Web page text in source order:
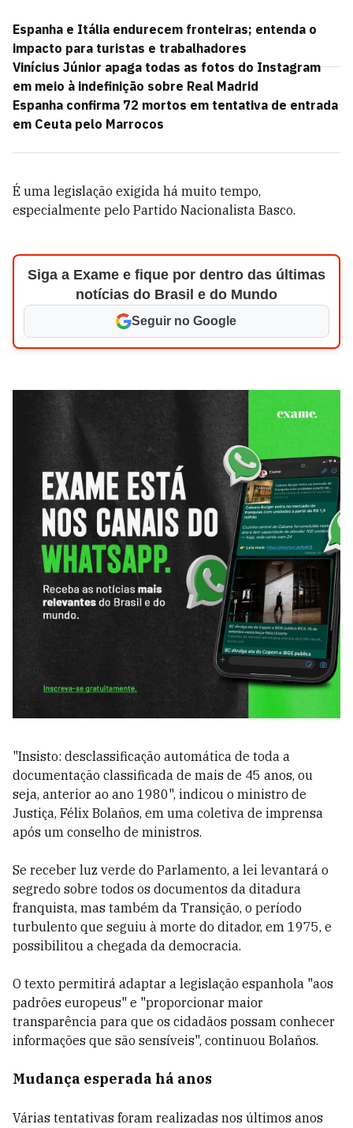
Espanha e Itália endurecem fronteiras; entenda o
impacto para turistas e trabalhadores
Vinícius Júnior apaga todas as fotos do Instagram
em meio à indefinição sobre Real Madrid
Espanha confirma 72 mortos em tentativa de entrada
em Ceuta pelo Marrocos
É uma legislação exigida há muito tempo,
especialmente pelo Partido Nacionalista Basco.
Siga a Exame e fique por dentro das últimas
notícias do Brasil e do Mundo
Seguir no Google
"Insisto: desclassificação automática de toda a
documentação classificada de mais de 45 anos, ou
seja, anterior ao ano 1980", indicou o ministro de
Justiça, Félix Bolaños, em uma coletiva de imprensa
após um conselho de ministros.
Se receber luz verde do Parlamento, a lei levantará o
segredo sobre todos os documentos da ditadura
franquista, mas também da Transição, o período
turbulento que seguiu à morte do ditador, em 1975, e
possibilitou a chegada da democracia.
O texto permitirá adaptar a legislação espanhola "aos
padrões europeus" e "proporcionar maior
transparência para que os cidadãos possam conhecer
informações que são sensíveis", continuou Bolaños.
Mudança esperada há anos
Várias tentativas foram realizadas nos últimos anos